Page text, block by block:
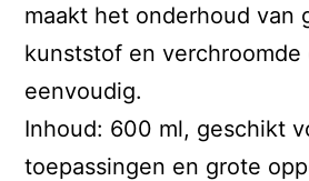
maakt het onderhoud van
kunststof en verchroomde
eenvoudig.
Inhoud: 600 ml, geschikt
toepassingen en grote